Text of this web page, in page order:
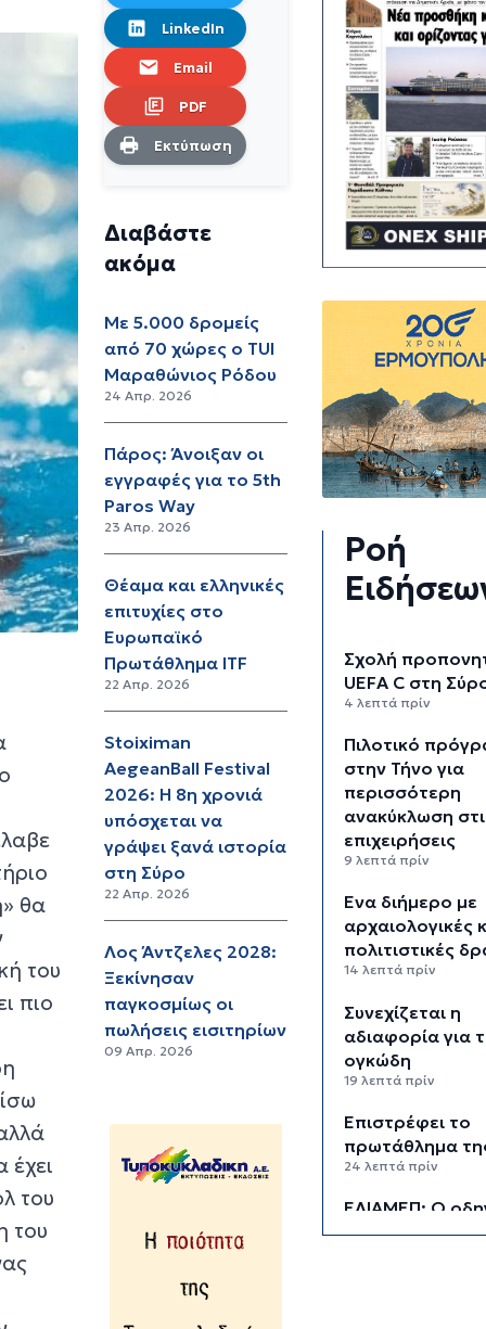
θα
του
πιο
του
του
LinkedIn
Email
PDF
Εκτύπωση
Διαβάστε
ακόμα
Με 5.000 δρομείς
από 70 χώρες ο TUI
Mαραθώνιος Ρόδου
24 Απρ. 2026
Πάρος: Άνοιξαν οι
εγγραφές για το 5th
Paros Way
23 Απρ. 2026
Θέαμα και ελληνικές
επιτυχίες στο
Ευρωπαϊκό
Πρωτάθλημα ITF
22 Απρ. 2026
Stoiximan
AegeanBall Festival
2026: Η 8η χρονιά
υπόσχεται να
γράψει ξανά ιστορία
στη Σύρο
22 Απρ. 2026
Λος Άντζελες 2028:
Ξεκίνησαν
παγκοσμίως οι
πωλήσεις εισιτηρίων
09 Απρ. 2026
Ροή
Σχολή
UEFA C στη
4 λεπτά πρίν
Πιλοτικό
στην Τήνο για
περισσότερη
ανακύκλωση
επιχειρήσεις
9 λεπτά πρίν
Ένα διήμερο με
αρχαιολογικές
πολιτιστικές
14 λεπτά πρίν
Συνεχίζεται η
αδιαφορία για
ογκώδη
19 λεπτά πρίν
Επιστρέφει το
πρωτάθλημα
24 λεπτά πρίν
ΕΛΙΑΜΕΠ: Ο
GEMS φωτίζει